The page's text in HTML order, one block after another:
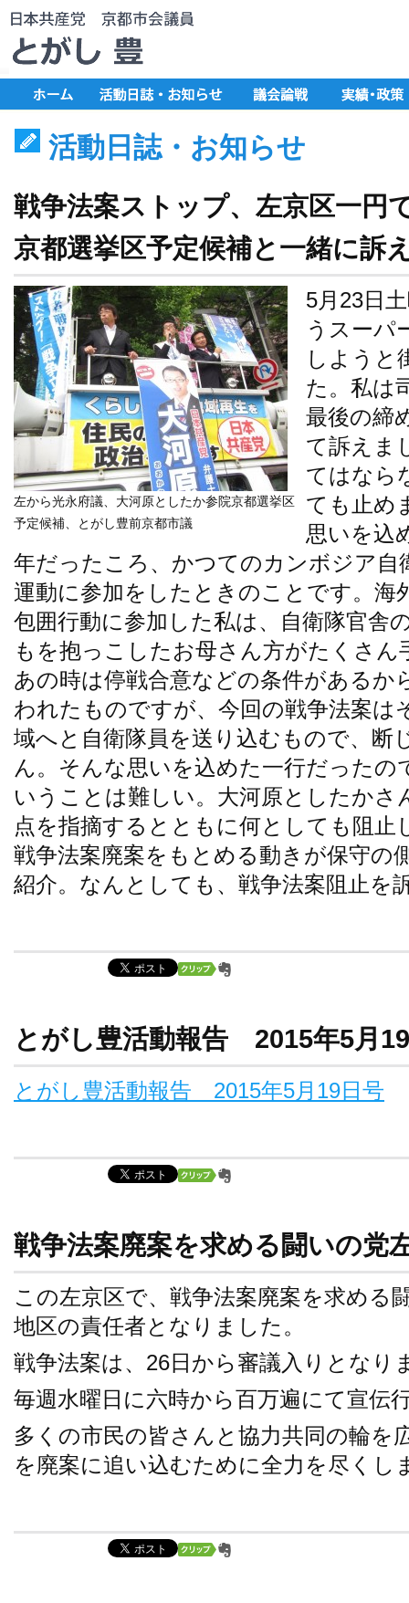
活動日誌・お知らせ
戦争法案ストップ、左京区一円
京都選挙区予定候補と一緒に訴
左から光永府議、大河原としたか参院京都選挙区
予定候補、とがし豊前京都市議
5月23日
うスーパ
しようと
た。私は
最後の締
て訴えま
てはなら
ても止め
思いを込
年だったころ、かつてのカンボジア自
運動に参加をしたときのことです。海
包囲行動に参加した私は、自衛隊官舎
もを抱っこしたお母さん方がたくさ
あの時は停戦合意などの条件があるか
われたものですが、今回の戦争法案は
域へと自衛隊員を送り込むもので、断
ん。そんな思いを込めた一行だった
いうことは難しい。大河原としたかさ
点を指摘するとともに何としても阻止
戦争法案廃案をもとめる動きが保守の
紹介。なんとしても、戦争法案阻止を
とがし豊活動報告 2015年5月
とがし豊活動報告 2015年5月19日号
戦争法案廃案を求める闘いの党
この左京区で、戦争法案廃案を求める
地区の責任者となりました。
戦争法案は、26日から審議入りとなり
毎週水曜日に六時から百万遍にて宣伝
多くの市民の皆さんと協力共同の輪を
を廃案に追い込むために全力を尽くし